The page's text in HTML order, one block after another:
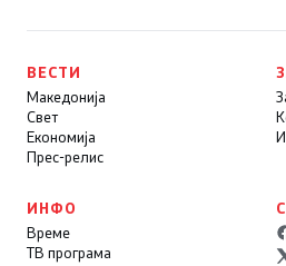
ВЕСТИ
Македонија
Свет
Економија
Прес-релис
ИНФО
Време
ТВ програма